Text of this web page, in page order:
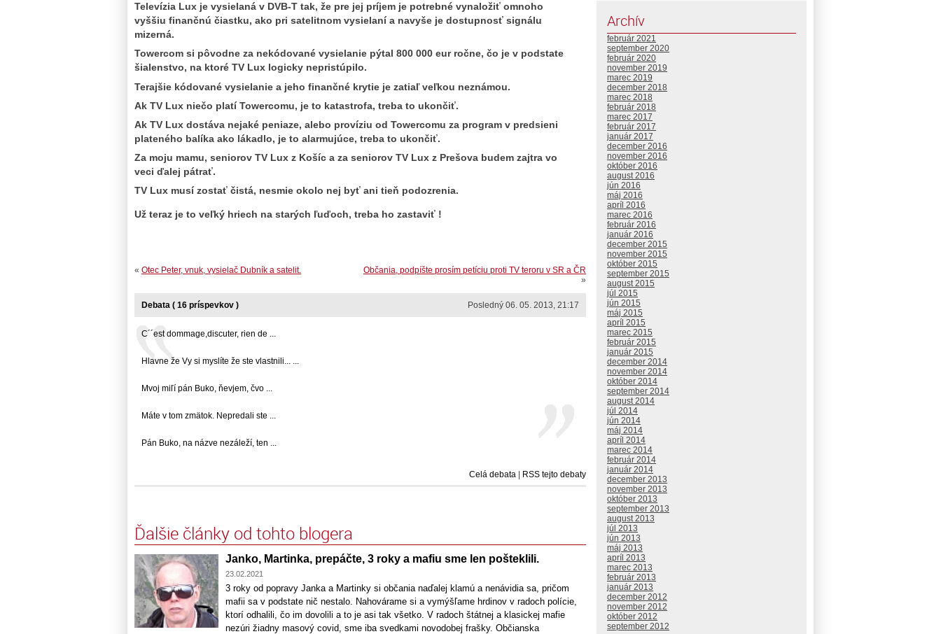
Televízia Lux je vysielaná v DVB-T tak, že pre jej príjem je potrebné vynaložiť omnoho
vyššiu finančnú čiastku, ako pri satelitnom vysielaní a navyše je dostupnosť signálu
mizerná.
Towercom si pôvodne za nekódované vysielanie pýtal 800 000 eur ročne, čo je v podstate
šialenstvo, na ktoré TV Lux logicky nepristúpilo.
Terajšie kódované vysielanie a jeho finančné krytie je zatiaľ veľkou neznámou.
Ak TV Lux niečo platí Towercomu, je to katastrofa, treba to ukončiť.
Ak TV Lux dostáva nejaké peniaze, alebo províziu od Towercomu za program v predsieni
plateného balíka ako lákadlo, je to alarmujúce, treba to ukončiť.
Za moju mamu, seniorov TV Lux z Košíc a za seniorov TV Lux z Prešova budem zajtra vo
veci ďalej pátrať.
TV Lux musí zostať čistá, nesmie okolo nej byť ani tieň podozrenia.
Už teraz je to veľký hriech na starých ľuďoch, treba ho zastaviť !
Občania, podpíšte prosím petíciu proti TV teroru v SR a ČR
»
« Otec Peter, vnuk, vysielač Dubník a satelit.
Posledný 06. 05. 2013, 21:17
Debata ( 16 príspevkov )
C´´est dommage,discuter, rien de ...
Hlavne že Vy si myslíte že ste vlastnili... ...
Mvoj miľí pán Buko, ňevjem, čvo ...
Máte v tom zmätok. Nepredali ste ...
Pán Buko, na názve nezáleží, ten ...
Celá debata | RSS tejto debaty
Ďalšie články od tohto blogera
Janko, Martinka, prepáčte, 3 roky a mafiu sme len pošteklili.
23.02.2021
3 roky od popravy Janka a Martinky si občania naďalej klamú a nenávidia sa, pričom
mafii sa v podstate nič nestalo. Nahovárame si a vymýšľame hrdinov v radoch polície,
ktorí odhalili, čo im dovolili a to je asi tak všetko. V radoch štátnej a klasickej mafie
nezúri žiadny masový covid, sme iba svedkami novodobej frašky. Občianska
Archív
február 2021
september 2020
február 2020
november 2019
marec 2019
december 2018
marec 2018
február 2018
marec 2017
február 2017
január 2017
december 2016
november 2016
október 2016
august 2016
jún 2016
máj 2016
apríl 2016
marec 2016
február 2016
január 2016
december 2015
november 2015
október 2015
september 2015
august 2015
júl 2015
jún 2015
máj 2015
apríl 2015
marec 2015
február 2015
január 2015
december 2014
november 2014
október 2014
september 2014
august 2014
júl 2014
jún 2014
máj 2014
apríl 2014
marec 2014
február 2014
január 2014
december 2013
november 2013
október 2013
september 2013
august 2013
júl 2013
jún 2013
máj 2013
apríl 2013
marec 2013
február 2013
január 2013
december 2012
november 2012
október 2012
september 2012